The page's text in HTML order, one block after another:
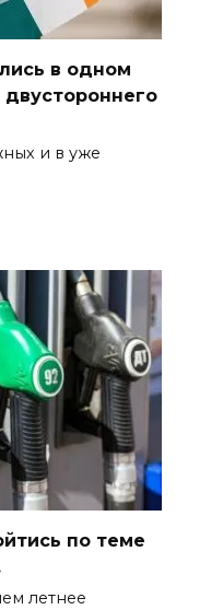
в одном
и в уже
по теме
летнее